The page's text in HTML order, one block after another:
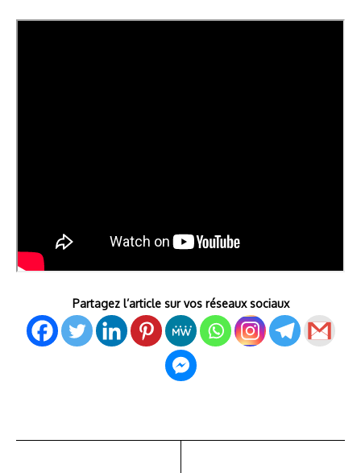
Partagez l’article sur vos réseaux sociaux